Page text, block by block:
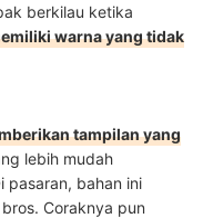
berkilau ketika
warna yang tidak
tampilan yang
lebih mudah
pasaran, bahan ini
Coraknya pun